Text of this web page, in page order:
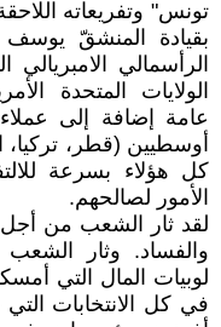
تونس" وتفريعاته
بقيادة المنشقّ يوسف
الرأسمالي
الولايات المتحدة
عامة إضافة إلى
أوسطيين (قطر، تركيا،
كل هؤلاء بسرعة
الأمور لصالحهم.
لقد ثار الشعب من أجل
والفساد. وثار
لوبيات المال التي